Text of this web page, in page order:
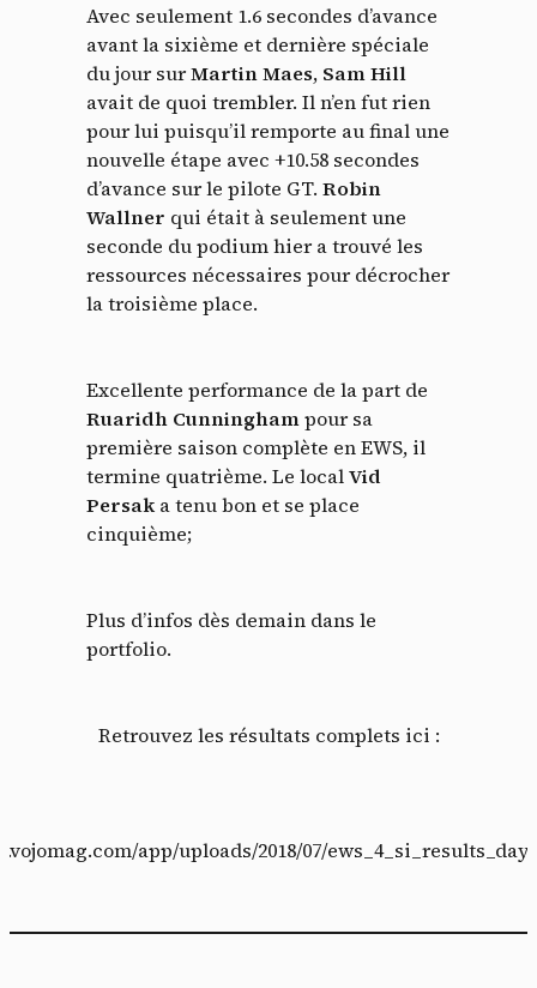
Avec seulement 1.6 secondes d’avance
avant la sixième et dernière spéciale
du jour surMartin Maes, Sam Hill
avait de quoi trembler. Il n’en fut rien
pour lui puisqu’il remporte au final une
nouvelle étape avec +10.58 secondes
d’avance sur le pilote GT. Robin
Wallner qui était à seulement une
seconde du podium hier a trouvé les
ressources nécessaires pour décrocher
la troisième place.
Excellente performance de la part de
Ruaridh Cunninghampour sa
première saison complète en EWS, il
termine quatrième. Le localVid
Persak a tenu bon et se place
cinquième;
Plus d’infos dès demain dans le
portfolio.
Retrouvez les résultats complets ici :
app/uploads/2018/07/